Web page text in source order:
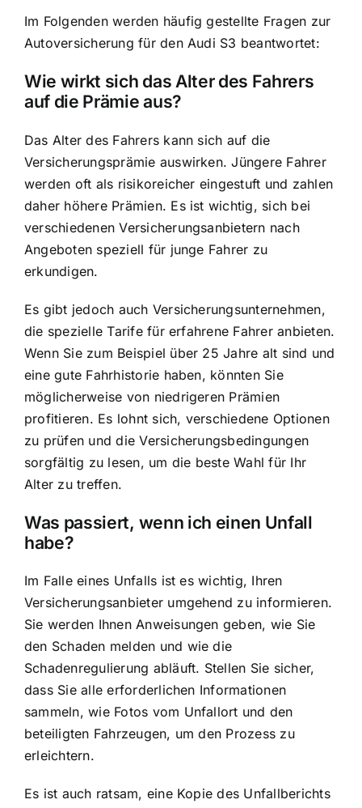
Im Folgenden werden häufig gestellte Fragen zur
Autoversicherung für den Audi S3 beantwortet:
Wie wirkt sich das Alter des Fahrers
auf die Prämie aus?
Das Alter des Fahrers kann sich auf die
Versicherungsprämie auswirken. Jüngere Fahrer
werden oft als risikoreicher eingestuft und zahlen
daher höhere Prämien. Es ist wichtig, sich bei
verschiedenen Versicherungsanbietern nach
Angeboten speziell für junge Fahrer zu
erkundigen.
Es gibt jedoch auch Versicherungsunternehmen,
die spezielle Tarife für erfahrene Fahrer anbieten.
Wenn Sie zum Beispiel über 25 Jahre alt sind und
eine gute Fahrhistorie haben, könnten Sie
möglicherweise von niedrigeren Prämien
profitieren. Es lohnt sich, verschiedene Optionen
zu prüfen und die Versicherungsbedingungen
sorgfältig zu lesen, um die beste Wahl für Ihr
Alter zu treffen.
Was passiert, wenn ich einen Unfall
habe?
Im Falle eines Unfalls ist es wichtig, Ihren
Versicherungsanbieter umgehend zu informieren.
Sie werden Ihnen Anweisungen geben, wie Sie
den Schaden melden und wie die
Schadenregulierung abläuft. Stellen Sie sicher,
dass Sie alle erforderlichen Informationen
sammeln, wie Fotos vom Unfallort und den
beteiligten Fahrzeugen, um den Prozess zu
erleichtern.
Es ist auch ratsam, eine Kopie des Unfallberichts